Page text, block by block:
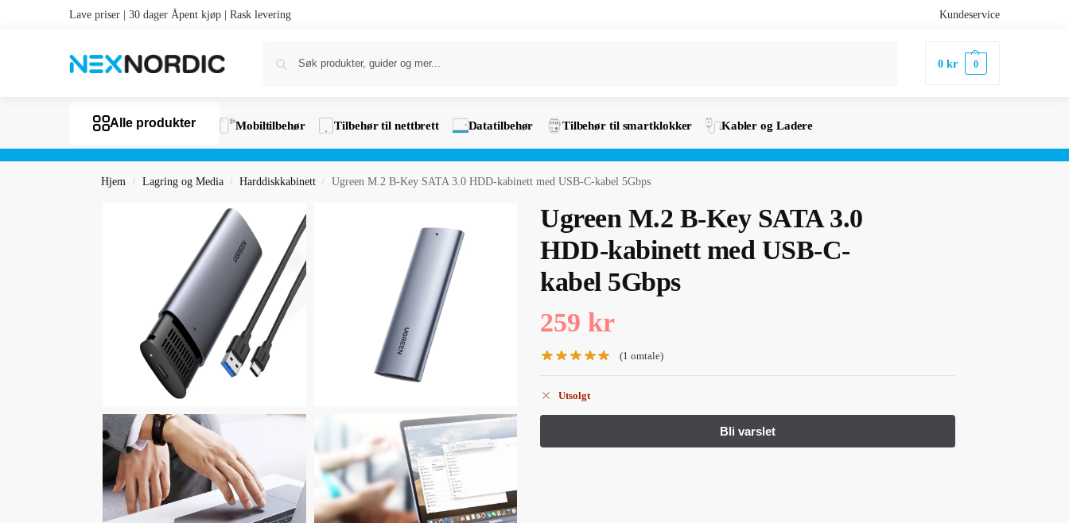
Lave priser | 30 dager Åpent kjøp | Rask levering Kundeservice
0kr 0
Alle produkter Mobiltilbehør Tilbehør til nettbrett Datatilbehør Tilbehør til smartklokker Kabler og Ladere
Hjem / Lagring og Media / Harddiskkabinett / Ugreen M.2 B-Key SATA 3.0 HDD-kabinett med USB-C-kabel 5Gbps
Ugreen M.2 B-Key SATA 3.0
HDD-kabinett med USB-C-
kabel 5Gbps
259 kr
(1 omtale)
Utsolgt